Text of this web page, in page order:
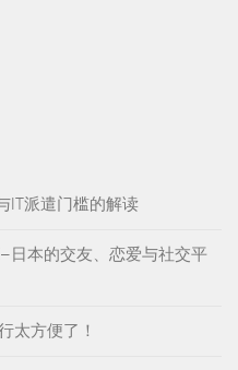
IT派遣门槛的解读
日本的交友、恋爱与社交平
太方便了！